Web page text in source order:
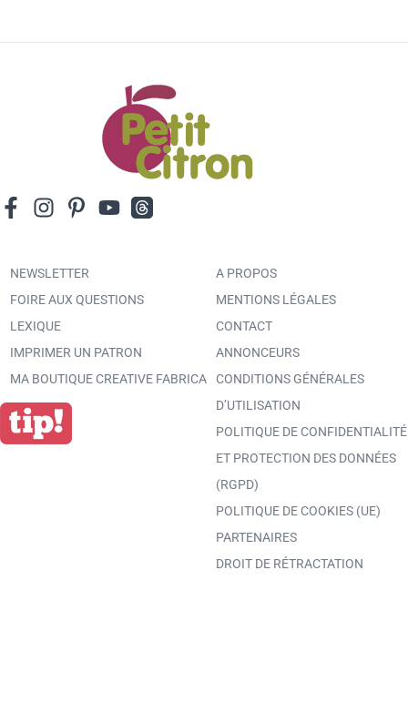
NEWSLETTER
FOIRE AUX QUESTIONS
LEXIQUE
IMPRIMER UN PATRON
MA BOUTIQUE CREATIVE FABRICA
A PROPOS
MENTIONS LÉGALES
CONTACT
ANNONCEURS
CONDITIONS GÉNÉRALES
D’UTILISATION
POLITIQUE DE CONFIDENTIALITÉ
ET PROTECTION DES DONNÉES
(RGPD)
POLITIQUE DE COOKIES (UE)
PARTENAIRES
DROIT DE RÉTRACTATION